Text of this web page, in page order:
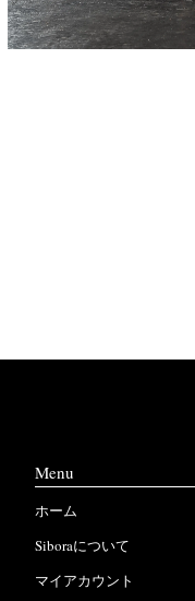
Menu
ホーム
Siboraについて
マイアカウント